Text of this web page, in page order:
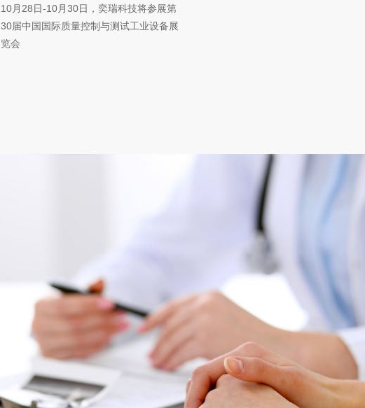
10月28日-10月30日，奕瑞科技将参展第
30届中国国际质量控制与测试工业设备展
览会